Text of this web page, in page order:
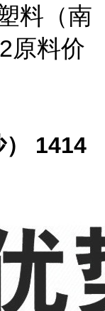
料（南
原料价
） 1414